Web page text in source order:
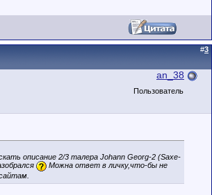
#3
an_38
Пользователь
описание 2/3 талера Johann Georg-2 (Saxe-
Можна ответ в личку,что-бы не